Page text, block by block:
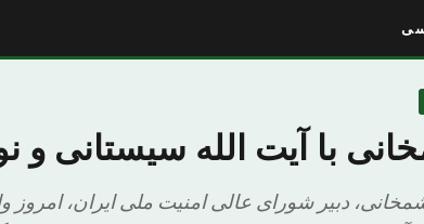
با آیت الله سیستانی و
دبیر شورای عالی امنیت ملی ایران، امروز